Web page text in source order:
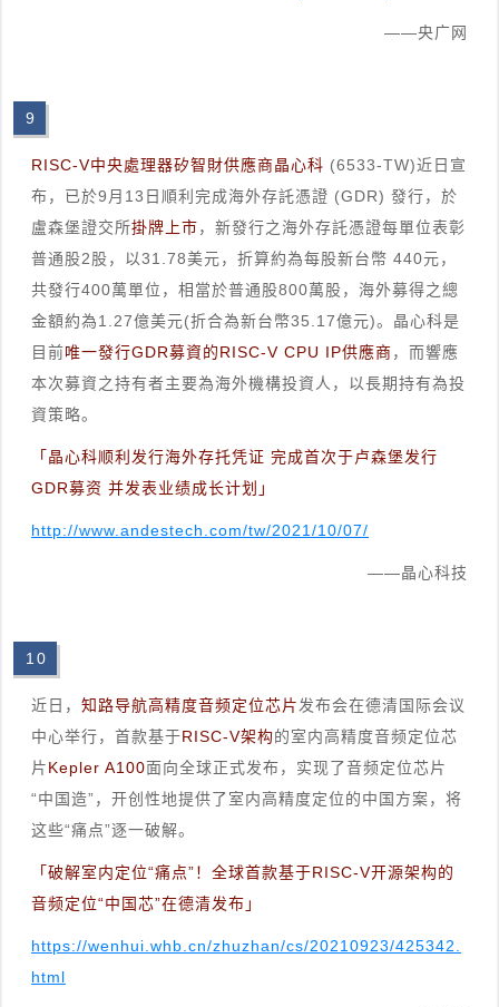
——央广网
9
RISC-V中央處理器矽智財供應商晶心科 (6533-TW)近日宣
布，已於9月13日順利完成海外存託憑證 (GDR) 發行，於
盧森堡證交所掛牌上市，新發行之海外存託憑證每單位表彰
普通股2股，以31.78美元，折算約為每股新台幣 440元，
共發行400萬單位，相當於普通股800萬股，海外募得之總
金額約為1.27億美元(折合為新台幣35.17億元)。晶心科是
目前唯一發行GDR募資的RISC-V CPU IP供應商，而響應
本次募資之持有者主要為海外機構投資人，以長期持有為投
資策略。
「晶心科顺利发行海外存托凭证 完成首次于卢森堡发行
GDR募资 并发表业绩成长计划」
http://www.andestech.com/tw/2021/10/07/
——晶心科技
10
近日， 知路导航高精度音频定位芯片发布会在德清国际会议
中心举行，首款基于RISC-V架构的室内高精度音频定位芯
片Kepler A100面向全球正式发布，实现了音频定位芯片
“中国造”，开创性地提供了室内高精度定位的中国方案，将
这些“痛点”逐一破解。
「破解室内定位“痛点”！全球首款基于RISC-V开源架构的
音频定位“中国芯”在德清发布」
https://wenhui.whb.cn/zhuzhan/cs/20210923/425342.
html